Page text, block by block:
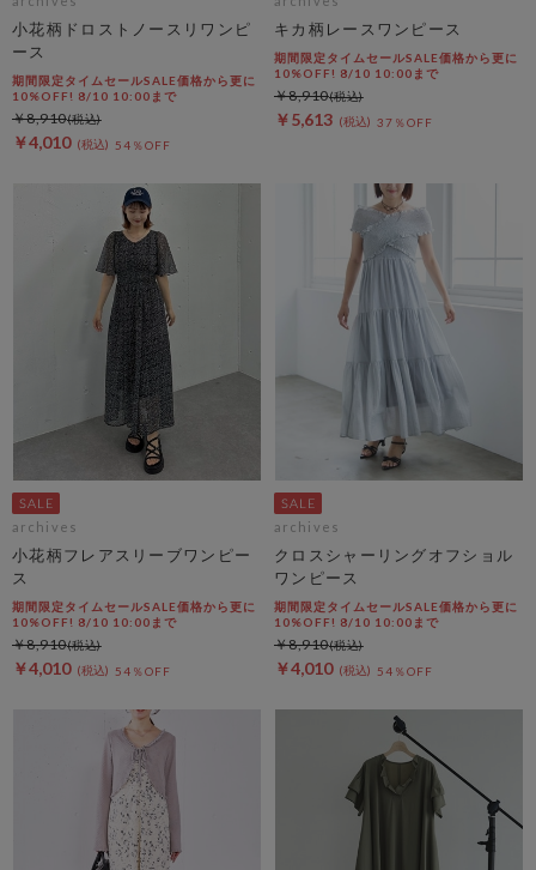
小花柄ドロストノースリワンピ
ース
期間限定タイムセールSALE価格から更に
10%OFF! 8/10 10:00まで
￥4,010 54％OFF
￥8,910
キカ柄レースワンピース
期間限定タイムセールSALE価格から更に
10%OFF! 8/10 10:00まで
￥5,613 37％OFF
￥8,910
archives
小花柄フレアスリーブワンピー
ス
期間限定タイムセールSALE価格から更に
10%OFF! 8/10 10:00まで
￥4,010 54％OFF
￥8,910
archives
クロスシャーリングオフショル
ワンピース
期間限定タイムセールSALE価格から更に
10%OFF! 8/10 10:00まで
￥4,010 54％OFF
￥8,910